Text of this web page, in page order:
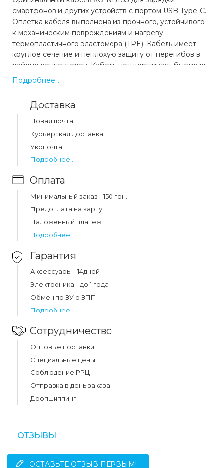
смартфонов и других устройств с портом USB Type-C.
Оплетка кабеля выполнена из прочного, устойчивого
к механическим повреждениям и нагреву
термопластичного эластомера (TPE). Кабель имеет
круглое сечение и неплохую защиту от перегибов в
районе коннекторов. Кабель поддерживает быструю
зарядку и отлично подходит для устройств с
поддержкой технологии Quick Charge и работы с
Какая цена на кабель xo nb185 6a pd fast
charger cable for lightning 1m black (nb185)?
Цена на кабель xo nb185 6a pd fast charger cable for
lightning 1m black (nb185) составляет 52 грн.
Подробнее...
Доставка
Новая почта
Курьерская доставка
Укрпочта
Подробнее...
Оплата
Минимальный заказ - 150 грн.
Предоплата на карту
Наложенный платеж
Подробнее...
Гарантия
Аксессуары - 14дней
Электроника - до 1 года
Обмен по ЗУ о ЗПП
Подробнее...
Сотрудничество
Оптовые поставки
Специальные цены
Соблюдение РРЦ
Отправка в день заказа
Дропшиппинг
ОТЗЫВЫ
ОСТАВЬТЕ ОТЗЫВ ПЕРВЫМ!